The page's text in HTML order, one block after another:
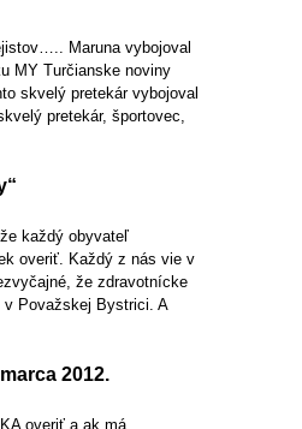
Maruna vybojoval
MY Turčianske noviny
skvelý pretekár vybojoval
pretekár, športovec,
každý obyvateľ
overiť. Každý z nás vie v
že zdravotnícke
v Považskej Bystrici. A
2012.
overiť a ak má